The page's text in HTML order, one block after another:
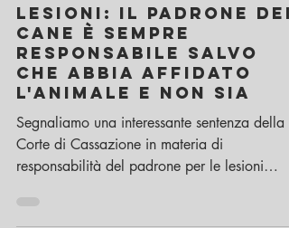
LESIONI: il padrone del
cane è sempre
responsabile salvo
che abbia affidato
l'animale e non sia
Segnaliamo una interessante sentenza della
Corte di Cassazione in materia di
responsabilità del padrone per le lesioni